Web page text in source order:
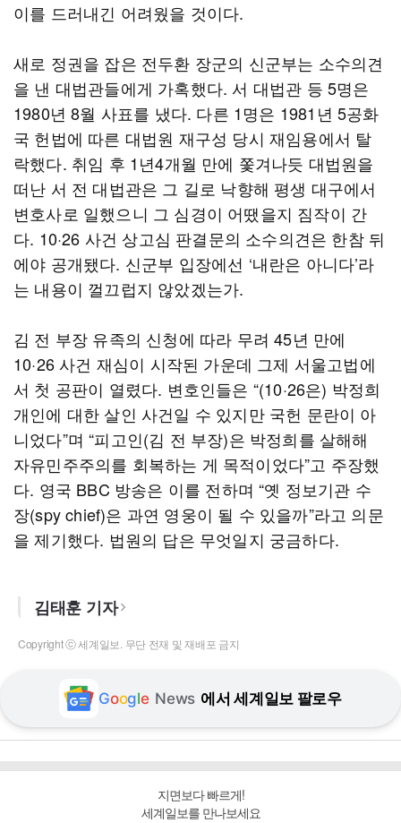
이를 드러내긴 어려웠을 것이다.
새로 정권을 잡은 전두환 장군의 신군부는 소수의견
을 낸 대법관들에게 가혹했다. 서 대법관 등 5명은
1980년 8월 사표를 냈다. 다른 1명은 1981년 5공화
국 헌법에 따른 대법원 재구성 당시 재임용에서 탈
락했다. 취임 후 1년4개월 만에 쫓겨나듯 대법원을
떠난 서 전 대법관은 그 길로 낙향해 평생 대구에서
변호사로 일했으니 그 심경이 어땠을지 짐작이 간
다. 10·26 사건 상고심 판결문의 소수의견은 한참 뒤
에야 공개됐다. 신군부 입장에선 ‘내란은 아니다’라
는 내용이 껄끄럽지 않았겠는가.
김 전 부장 유족의 신청에 따라 무려 45년 만에
10·26 사건 재심이 시작된 가운데 그제 서울고법에
서 첫 공판이 열렸다. 변호인들은 “(10·26은) 박정희
개인에 대한 살인 사건일 수 있지만 국헌 문란이 아
니었다”며 “피고인(김 전 부장)은 박정희를 살해해
자유민주주의를 회복하는 게 목적이었다”고 주장했
다. 영국 BBC 방송은 이를 전하며 “옛 정보기관 수
장(spy chief)은 과연 영웅이 될 수 있을까”라고 의문
을 제기했다. 법원의 답은 무엇일지 궁금하다.
김태훈 기자
Copyright ⓒ 세계일보. 무단 전재 및 재배포 금지
Google News 에서 세계일보 팔로우
지면보다 빠르게!
세계일보를 만나보세요